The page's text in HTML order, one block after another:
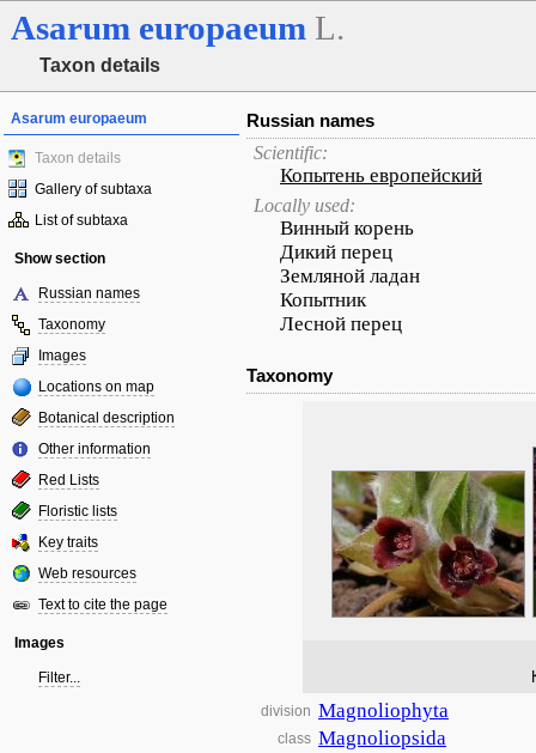
Asarum europaeum L.
Taxon details
Asarum europaeum
Taxon details
Gallery of subtaxa
List of subtaxa
Show section
Russian names
Taxonomy
Images
Locations on map
Botanical description
Other information
Red Lists
Floristic lists
Key traits
Web resources
Text to cite the page
Images
Filter...
Russian names
Scientific:
Копытень европейский
Locally used:
Винный корень
Дикий перец
Земляной ладан
Копытник
Лесной перец
Taxonomy
division Magnoliophyta
class Magnoliopsida